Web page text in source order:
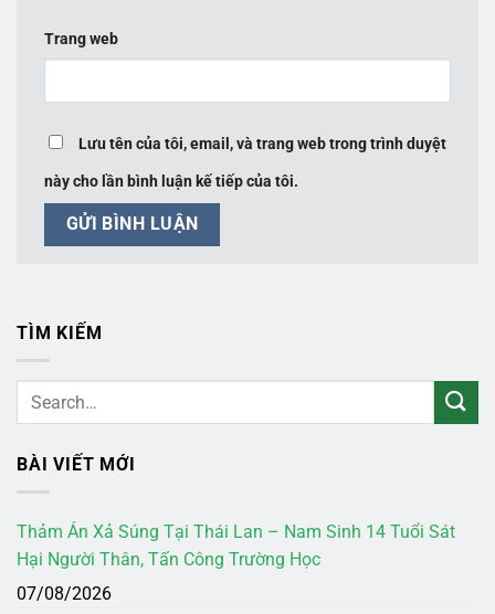
Trang web
Lưu tên của tôi, email, và trang web trong trình duyệt
này cho lần bình luận kế tiếp của tôi.
TÌM KIẾM
BÀI VIẾT MỚI
Thảm Án Xả Súng Tại Thái Lan – Nam Sinh 14 Tuổi Sát
Hại Người Thân, Tấn Công Trường Học
07/08/2026